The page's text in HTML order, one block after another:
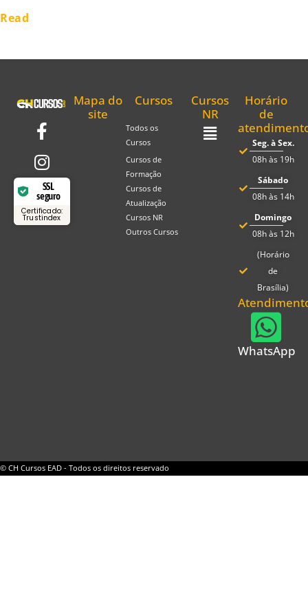
Read
SSL
seguro
Certificado:
Trustindex
Mapa do
site
Cursos
Todos os
Cursos
Cursos de
Formação
Cursos de
Atualização
Cursos NR
Outros Cursos
Cursos
NR
Horário
de
Seg. à Sex.
08h às 19h
Sábado
08h às 14h
Domingo
08h às 12h
(Horário
de
Brasília)
WhatsApp
© CH Cursos EAD - Todos os direitos reservado